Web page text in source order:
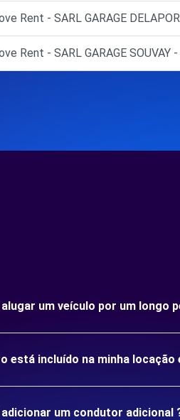
Rent - SARL GARAGE
Rent - SARL GARAGE SOUVAY
um veículo por um longo
está incluído na minha locação
adicionar um condutor adicional